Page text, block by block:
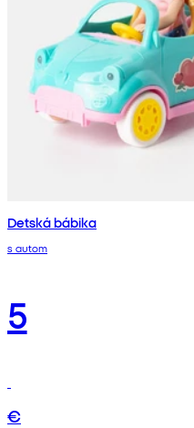
Detská bábika
s autom
5
€